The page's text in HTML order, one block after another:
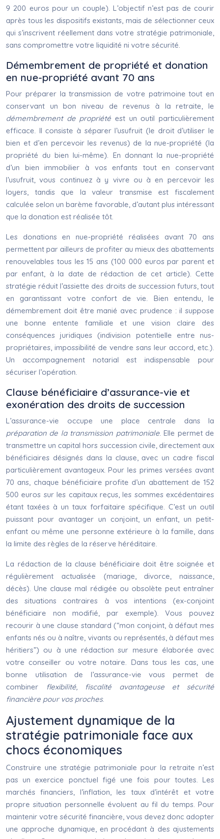
9 200 euros pour un couple). L’objectif n’est pas de courir
après tous les dispositifs existants, mais de sélectionner ceux
qui s’inscrivent réellement dans votre stratégie patrimoniale,
sans compromettre votre liquidité ni votre sécurité.
Démembrement de propriété et donation
en nue-propriété avant 70 ans
Pour préparer la transmission de votre patrimoine tout en
conservant un bon niveau de revenus à la retraite, le
démembrement de propriété est un outil particulièrement
efficace. Il consiste à séparer l’usufruit (le droit d’utiliser le
bien et d’en percevoir les revenus) de la nue-propriété (la
propriété du bien lui-même). En donnant la nue-propriété
d’un bien immobilier à vos enfants tout en conservant
l’usufruit, vous continuez à y vivre ou à en percevoir les
loyers, tandis que la valeur transmise est fiscalement
calculée selon un barème favorable, d’autant plus intéressant
que la donation est réalisée tôt.
Les donations en nue-propriété réalisées avant 70 ans
permettent par ailleurs de profiter au mieux des abattements
renouvelables tous les 15 ans (100 000 euros par parent et
par enfant, à la date de rédaction de cet article). Cette
stratégie réduit l’assiette des droits de succession futurs, tout
en garantissant votre confort de vie. Bien entendu, le
démembrement doit être manié avec prudence : il suppose
une bonne entente familiale et une vision claire des
conséquences juridiques (indivision potentielle entre nus-
propriétaires, impossibilité de vendre sans leur accord, etc.).
Un accompagnement notarial est indispensable pour
sécuriser l’opération.
Clause bénéficiaire d’assurance-vie et
exonération des droits de succession
L’assurance-vie occupe une place centrale dans la
préparation de la transmission patrimoniale. Elle permet de
transmettre un capital hors succession civile, directement aux
bénéficiaires désignés dans la clause, avec un cadre fiscal
particulièrement avantageux. Pour les primes versées avant
70 ans, chaque bénéficiaire profite d’un abattement de 152
500 euros sur les capitaux reçus, les sommes excédentaires
étant taxées à un taux forfaitaire spécifique. C’est un outil
puissant pour avantager un conjoint, un enfant, un petit-
enfant ou même une personne extérieure à la famille, dans
la limite des règles de la réserve héréditaire.
La rédaction de la clause bénéficiaire doit être soignée et
régulièrement actualisée (mariage, divorce, naissance,
décès). Une clause mal rédigée ou obsolète peut entraîner
des situations contraires à vos intentions (ex-conjoint
bénéficiaire non modifié, par exemple). Vous pouvez
recourir à une clause standard (“mon conjoint, à défaut mes
enfants nés ou à naître, vivants ou représentés, à défaut mes
héritiers”) ou à une rédaction sur mesure élaborée avec
votre conseiller ou votre notaire. Dans tous les cas, une
bonne utilisation de l’assurance-vie vous permet de
combiner
flexibilité, fiscalité avantageuse et sécurité
financière pour vos proches.
Ajustement dynamique de la
stratégie patrimoniale face aux
chocs économiques
Construire une stratégie patrimoniale pour la retraite n’est
pas un exercice ponctuel figé une fois pour toutes. Les
marchés financiers, l’inflation, les taux d’intérêt et votre
propre situation personnelle évoluent au fil du temps. Pour
maintenir votre sécurité financière, vous devez donc adopter
une approche dynamique, en procédant à des ajustements